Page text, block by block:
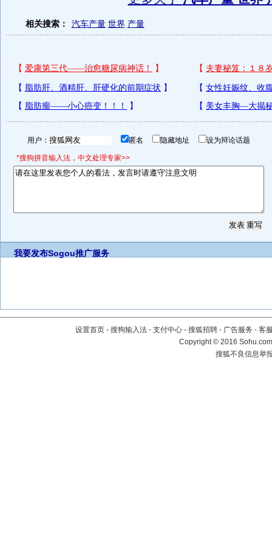
相关搜索： 汽车产量 世界 产量
用户： 匿名 隐藏地址 设为辩论话题
*搜狗拼音输入法，中文处理专家>>
我要发布Sogou推广服务
设置首页 - 搜狗输入法 - 支付中心 - 搜狐招聘 - 广告服务 - 客
Copyright©2016
搜狐不良信息举